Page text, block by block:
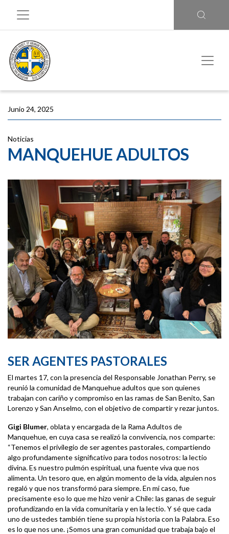
Junio 24, 2025
Noticias
MANQUEHUE ADULTOS
SER AGENTES PASTORALES
El martes 17, con la presencia del Responsable Jonathan Perry, se
reunió la comunidad de Manquehue adultos que son quienes
trabajan con cariño y compromiso en las ramas de San Benito, San
Lorenzo y San Anselmo, con el objetivo de compartir y rezar juntos.
Gigi Blumer, oblata y encargada de la Rama Adultos de
Manquehue, en cuya casa se realizó la convivencia, nos comparte:
“Tenemos el privilegio de ser agentes pastorales, compartiendo
algo profundamente significativo para todos nosotros: la lectio
divina. Es nuestro pulmón espiritual, una fuente viva que nos
alimenta. Un tesoro que, en algún momento de la vida, alguien nos
regaló y que nos transformó para siempre. En mi caso, fue
precisamente eso lo que me hizo venir a Chile: las ganas de seguir
profundizando en la vida comunitaria y en la lectio. Y sé que cada
uno de ustedes también tiene su propia historia con la Palabra. Eso
es lo que nos une. ¡Somos una gran comunidad que trabaja bajo el